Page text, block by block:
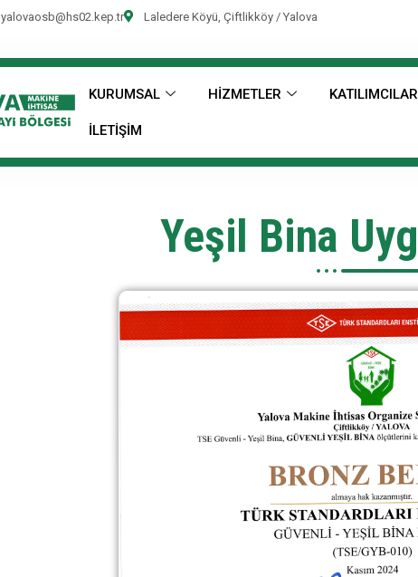
yalovaosb@hs02.kep.tr Laledere Köyü, Çiftlikköy / Yalova
KURUMSAL HİZMETLER KATILIMCILAR
İLETİŞİM
Yeşil Bina